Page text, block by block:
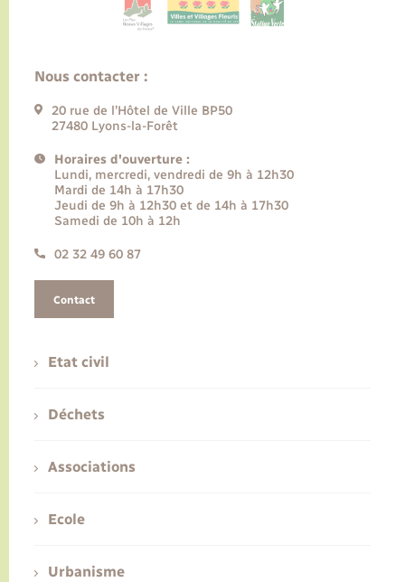
Nous contacter :
20 rue de l’Hôtel de Ville BP50
27480 Lyons-la-Forêt
Horaires d'ouverture :
Lundi, mercredi, vendredi de 9h à 12h30
Mardi de 14h à 17h30
Jeudi de 9h à 12h30 et de 14h à 17h30
Samedi de 10h à 12h
02 32 49 60 87
Contact
Etat civil
Déchets
Associations
Ecole
Urbanisme